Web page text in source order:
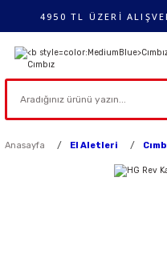
4950 TL ÜZERİ
Anasayfa El Aletleri